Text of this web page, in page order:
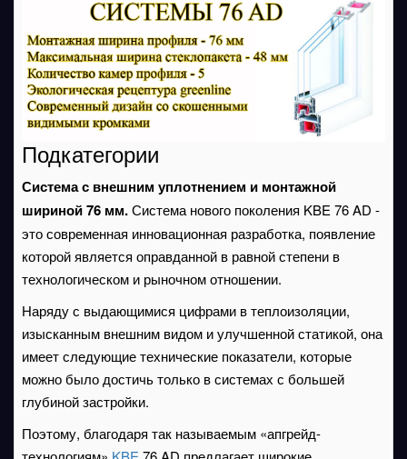
Подкатегории
Система с внешним уплотнением и монтажной
шириной 76 мм.Система нового поколения KBE 76 AD -
это современная инновационная разработка, появление
которой является оправданной в равной степени в
технологическом и рыночном отношении.
Наряду с выдающимися цифрами в теплоизоляции,
изысканным внешним видом и улучшенной статикой, она
имеет следующие технические показатели, которые
можно было достичь только в системах с большей
глубиной застройки.
Поэтому, благодаря так называемым «апгрейд-